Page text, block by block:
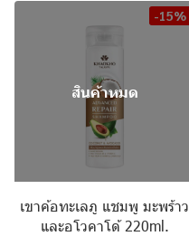
-15%
สินค้าหมด
เขาค้อทะเลภู แชมพู มะพร้าว
และอโวคาโด้ 220ml.